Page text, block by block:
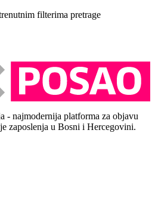
filterima pretrage
- najmodernija platforma za objavu
zaposlenja u Bosni i Hercegovini.